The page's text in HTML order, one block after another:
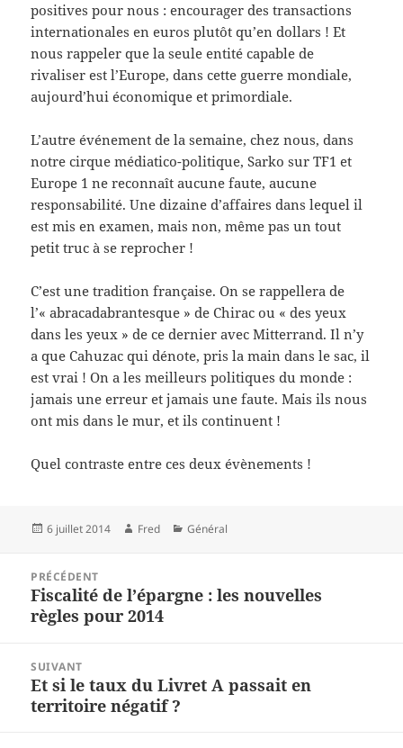
positives pour nous : encourager des transactions
internationales en euros plutôt qu’en dollars ! Et
nous rappeler que la seule entité capable de
rivaliser est l’Europe, dans cette guerre mondiale,
aujourd’hui économique et primordiale.
L’autre événement de la semaine, chez nous, dans
notre cirque médiatico-politique, Sarko sur TF1 et
Europe 1 ne reconnaît aucune faute, aucune
responsabilité. Une dizaine d’affaires dans lequel il
est mis en examen, mais non, même pas un tout
petit truc à se reprocher !
C’est une tradition française. On se rappellera de
l’« abracadabrantesque » de Chirac ou « des yeux
dans les yeux » de ce dernier avec Mitterrand. Il n’y
a que Cahuzac qui dénote, pris la main dans le sac, il
est vrai ! On a les meilleurs politiques du monde :
jamais une erreur et jamais une faute. Mais ils nous
ont mis dans le mur, et ils continuent !
Quel contraste entre ces deux évènements !
Publié
6 juillet 2014 Auteur
Fred Catégories
Général
l’article
PRÉCÉDENT
Article
précédent :
Fiscalité de l’épargne : les nouvelles
règles pour 2014
SUIVANT
Article
suivant :
Et si le taux du Livret A passait en
territoire négatif ?